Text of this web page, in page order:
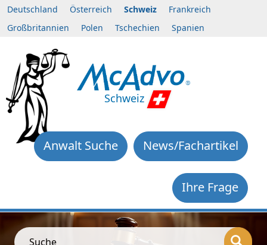
Deutschland Österreich Schweiz
Frankreich
Großbritannien
Polen Tschechien Spanien
Schweiz
News/Fachartikel
Anwalt Suche
Ihre Frage
Suche